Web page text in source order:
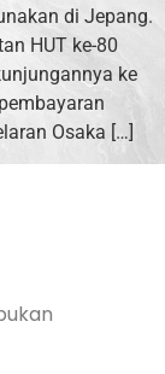
di Jepang.
HUT ke-80
ke
Osaka […]